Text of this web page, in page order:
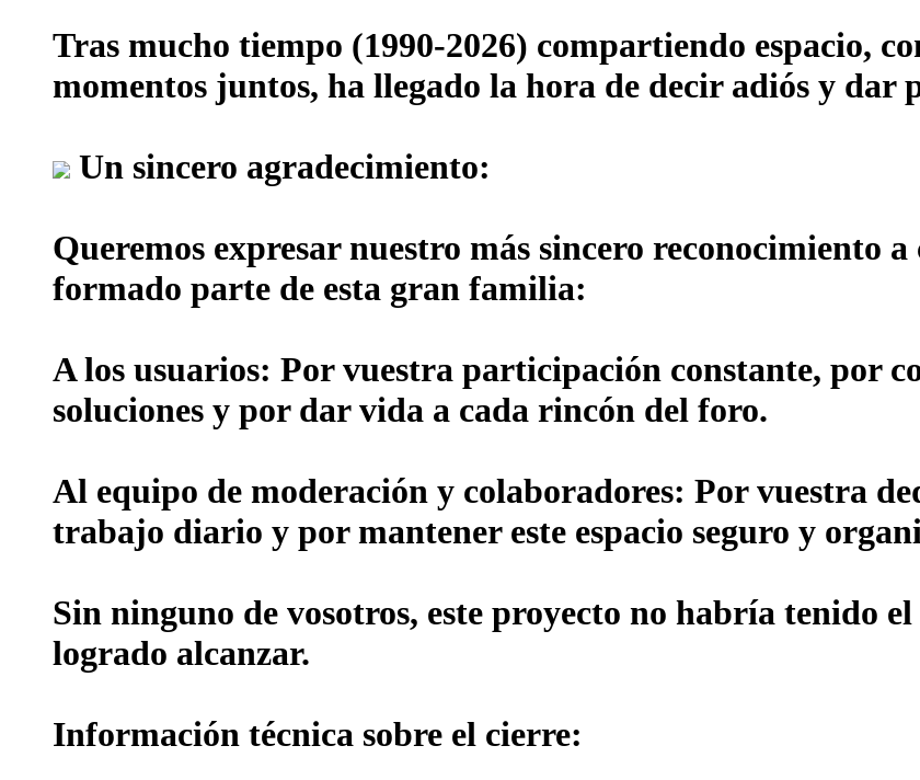
Tras mucho tiempo (1990-2026) compartiendo espacio,
momentos juntos, ha llegado la hora de decir adiós y dar
Un sincero agradecimiento:
Queremos expresar nuestro más sincero reconocimiento
formado parte de esta gran familia:
A los usuarios: Por vuestra participación constante, por
soluciones y por dar vida a cada rincón del foro.
Al equipo de moderación y colaboradores: Por vuestra
trabajo diario y por mantener este espacio seguro y
Sin ninguno de vosotros, este proyecto no habría tenido
logrado alcanzar.
Información técnica sobre el cierre: